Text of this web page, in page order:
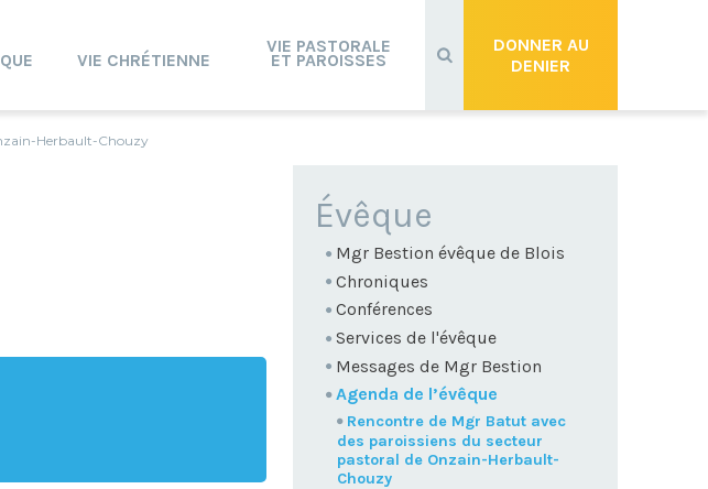
DONNER AU
DENIER
VIE CHRÉTIENNE
VIE PASTORALE
ET PAROISSES
Herbault-Chouzy
NAVIGATION
Évêque
Mgr Bestion évêque de Blois
Chroniques
Conférences
Services de l'évêque
Messages de Mgr Bestion
Agenda de l’évêque
Rencontre de Mgr Batut avec
des paroissiens du secteur
pastoral de Onzain-Herbault-
Chouzy